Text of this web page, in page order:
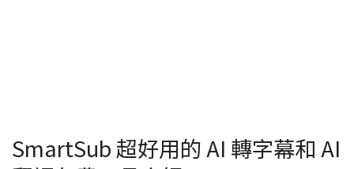
SmartSub 超好用的 AI 轉字幕和 AI